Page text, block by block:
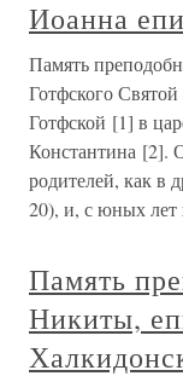
Иоанна
Память
Готфского
Готфской [1] в
Константина [2].
родителей, как в
20), и, с юных лет
Память
Никиты,